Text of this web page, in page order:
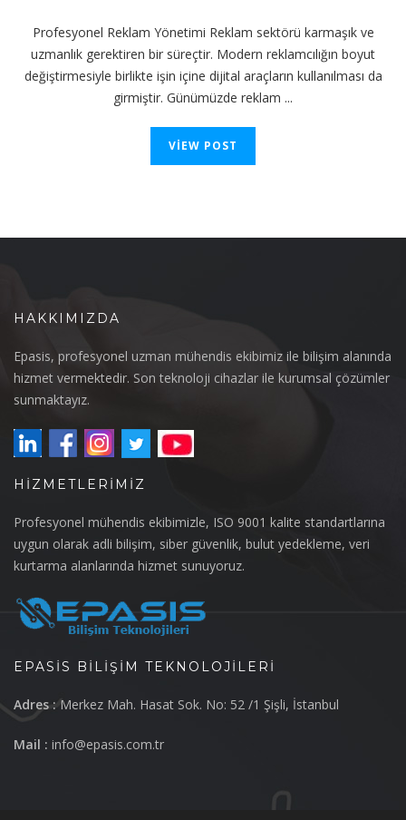
Profesyonel Reklam Yönetimi Reklam sektörü karmaşık ve
uzmanlık gerektiren bir süreçtir. Modern reklamcılığın boyut
değiştirmesiyle birlikte işin içine dijital araçların kullanılması da
girmiştir. Günümüzde reklam ...
VIEW POST
HAKKIMIZDA
Epasis, profesyonel uzman mühendis ekibimiz ile bilişim alanında
hizmet vermektedir. Son teknoloji cihazlar ile kurumsal çözümler
sunmaktayız.
HIZMETLERIMIZ
Profesyonel mühendis ekibimizle, ISO 9001 kalite standartlarına
uygun olarak adli bilişim, siber güvenlik, bulut yedekleme, veri
kurtarma alanlarında hizmet sunuyoruz.
EPASIS BILIŞIM TEKNOLOJILERI
Adres :Merkez Mah. Hasat Sok. No: 52 /1 Şişli, İstanbul
Mail : info@epasis.com.tr